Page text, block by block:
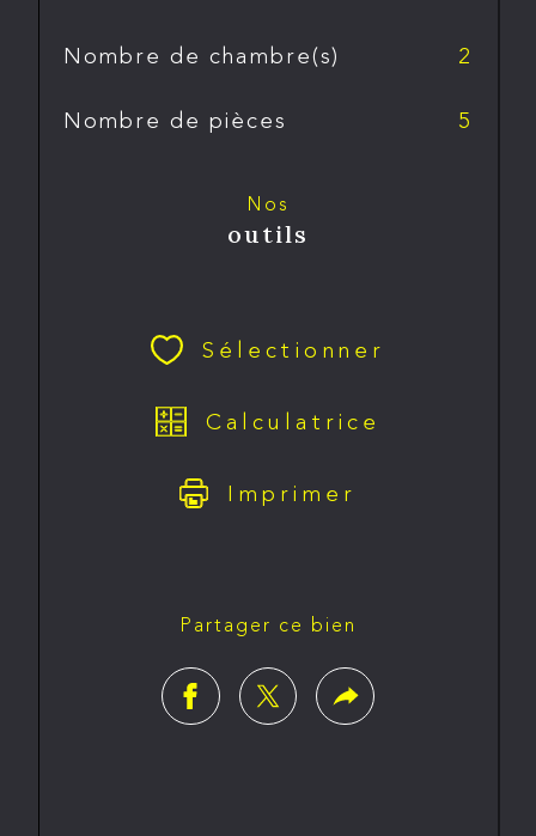
Nombre de chambre(s) 2
Nombre de pièces 5
Nos
outils
Sélectionner
Calculatrice
Imprimer
Partager ce bien